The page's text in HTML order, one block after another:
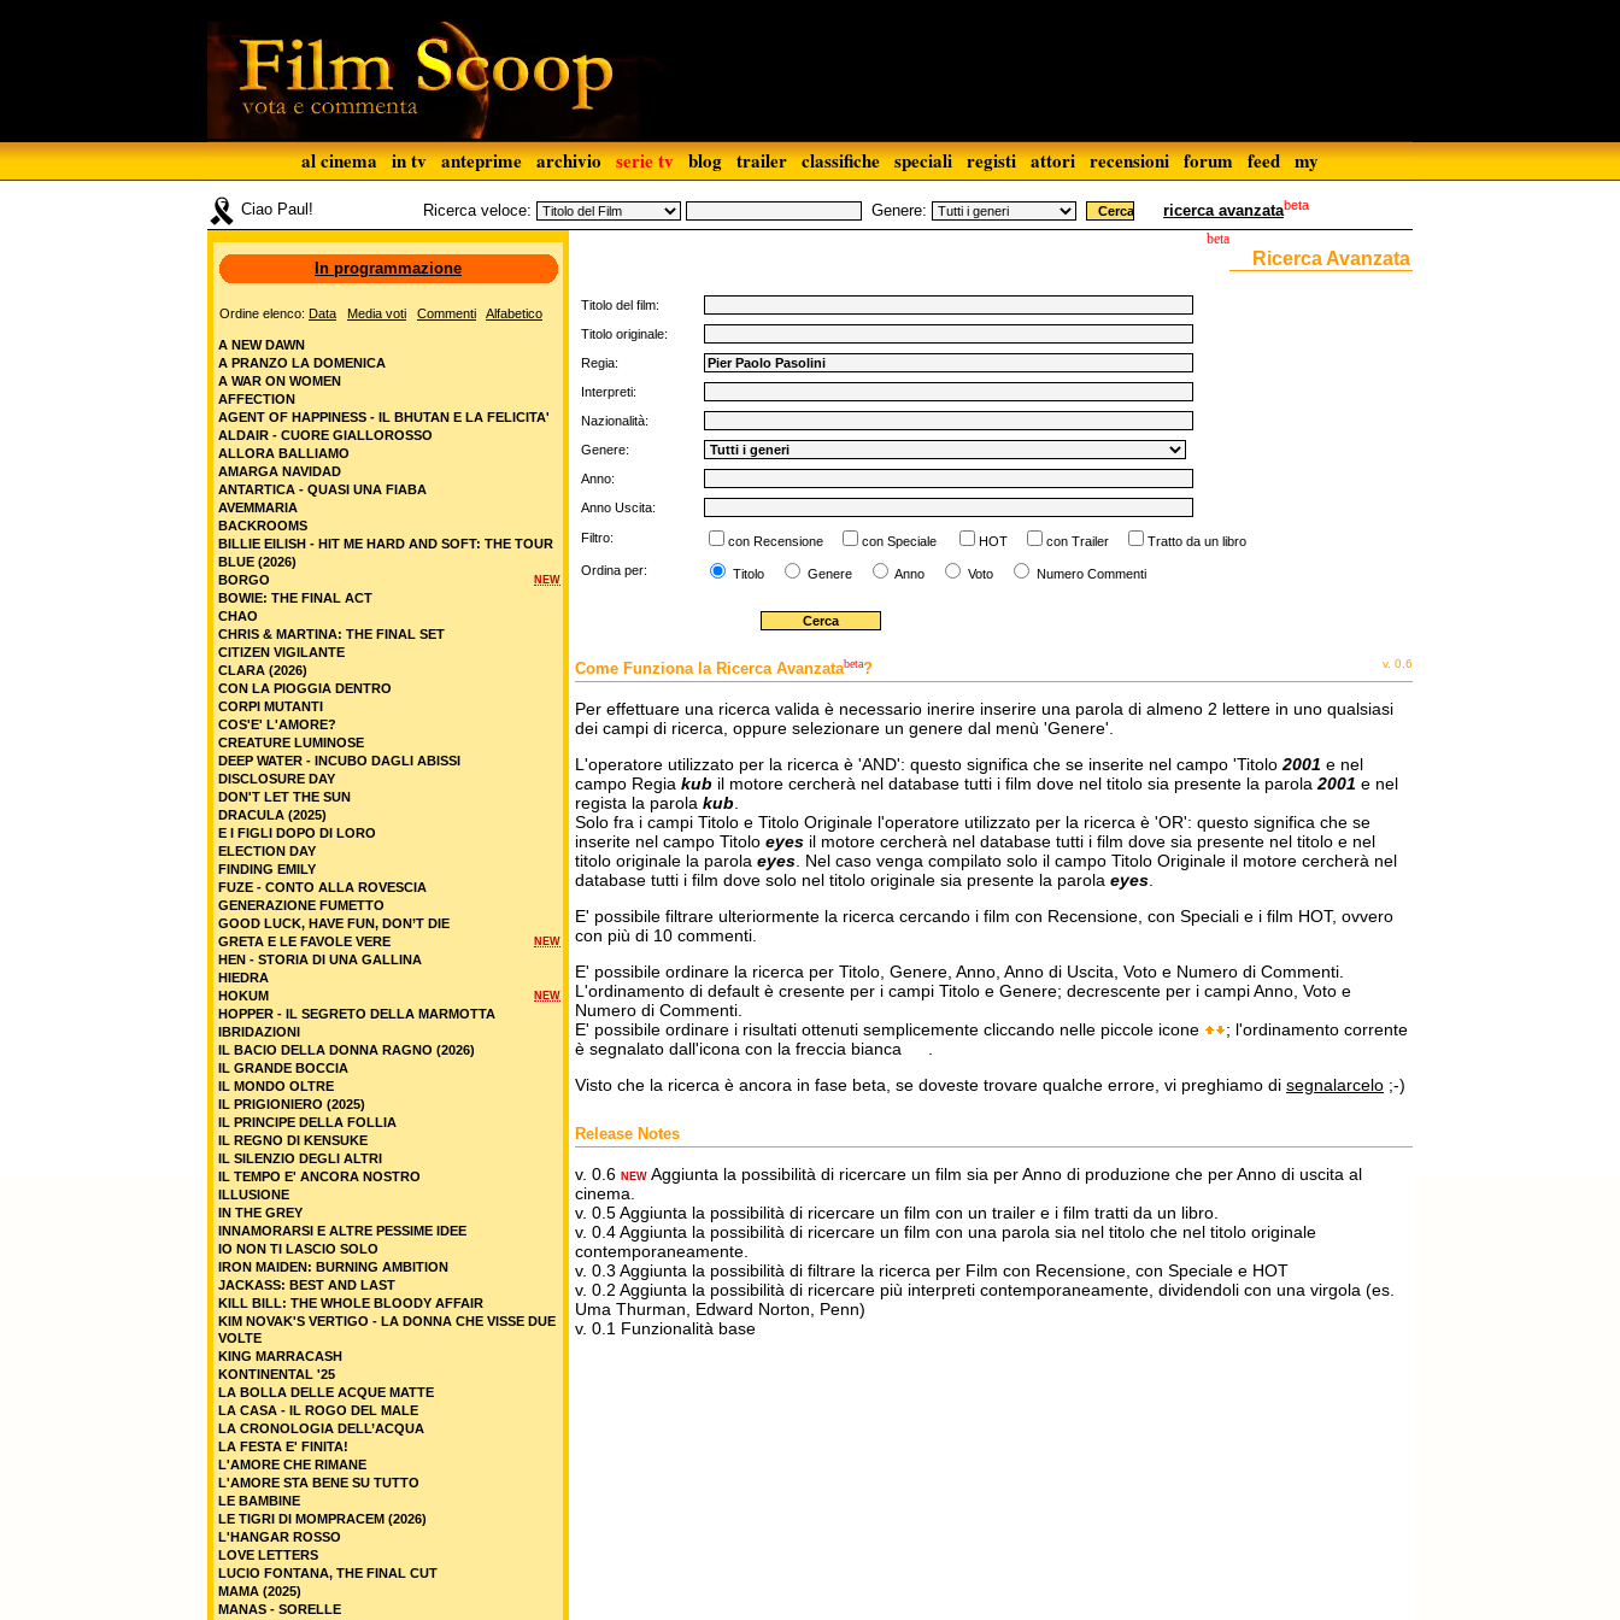
al cinema in tv anteprime archivio serie tv blog trailer classifiche speciali registi attori recensioni forum feed my
Ciao Paul! Ricerca veloce: Genere: ricerca avanzatabeta
Ricerca Avanzata
beta
Titolo del film:
Titolo originale:
Regia:
Interpreti:
Nazionalità:
Genere:
Anno:
Anno Uscita:
Filtro: con Recensione con Speciale HOT con Trailer
Tratto da un libro
Ordina per:
Titolo Genere Anno Voto Numero Commenti
v. 0.6
Come Funziona la Ricerca Avanzatabeta?
Per effettuare una ricerca valida è necessario inerire inserire una parola di almeno 2 lettere in uno qualsiasi
dei campi di ricerca, oppure selezionare un genere dal menù 'Genere'.
L'operatore utilizzato per la ricerca è 'AND': questo significa che se inserite nel campo 'Titolo 2001 e nel
campo Regia kub il motore cercherà nel database tutti i film dove nel titolo sia presente la parola 2001 e nel
regista la parola kub
Solo fra i campi Titolo e Titolo Originale l'operatore utilizzato per la ricerca è 'OR': questo significa che se
inserite nel campo Titolo eyes il motore cercherà nel database tutti i film dove sia presente nel titolo e nel
titolo originale la parola eyes . Nel caso venga compilato solo il campo Titolo Originale il motore cercherà nel
database tutti i film dove solo nel titolo originale sia presente la parola eyes
E' possibile filtrare ulteriormente la ricerca cercando i film con Recensione, con Speciali e i film HOT, ovvero
con più di 10 commenti.
E' possibile ordinare la ricerca per Titolo, Genere, Anno, Anno di Uscita, Voto e Numero di Commenti.
L'ordinamento di default è cresente per i campi Titolo e Genere; decrescente per i campi Anno, Voto e
Numero di Commenti.
E' possibile ordinare i risultati ottenuti semplicemente cliccando nelle piccole icone
; l'ordinamento corrente
è segnalato dall'icona con la freccia bianca
Visto che la ricerca è ancora in fase beta, se doveste trovare qualche errore, vi preghiamo di segnalarcelo ;-)
Release Notes
v. 0.6 NEW Aggiunta la possibilità di ricercare un film sia per Anno di produzione che per Anno di uscita al
cinema.
v. 0.5 Aggiunta la possibilità di ricercare un film con un trailer e i film tratti da un libro.
v. 0.4 Aggiunta la possibilità di ricercare un film con una parola sia nel titolo che nel titolo originale
contemporaneamente.
v. 0.3 Aggiunta la possibilità di filtrare la ricerca per Film con Recensione, con Speciale e HOT
v. 0.2 Aggiunta la possibilità di ricercare più interpreti contemporaneamente, dividendoli con una virgola (es.
Uma Thurman, Edward Norton, Penn)
v. 0.1 Funzionalità base
In programmazione
Ordine elenco: Data Media voti Commenti Alfabetico
A NEW DAWN
A PRANZO LA DOMENICA
A WAR ON WOMEN
AFFECTION
AGENT OF HAPPINESS - IL BHUTAN E LA FELICITA'
ALDAIR - CUORE GIALLOROSSO
ALLORA BALLIAMO
AMARGA NAVIDAD
ANTARTICA - QUASI UNA FIABA
AVEMMARIA
BACKROOMS
BILLIE EILISH - HIT ME HARD AND SOFT: THE TOUR
BLUE (2026)
NEW
BORGO
BOWIE: THE FINAL ACT
CHAO
CHRIS & MARTINA: THE FINAL SET
CITIZEN VIGILANTE
CLARA (2026)
CON LA PIOGGIA DENTRO
CORPI MUTANTI
COS'E' L'AMORE?
CREATURE LUMINOSE
DEEP WATER - INCUBO DAGLI ABISSI
DISCLOSURE DAY
DON'T LET THE SUN
DRACULA (2025)
E I FIGLI DOPO DI LORO
ELECTION DAY
FINDING EMILY
FUZE - CONTO ALLA ROVESCIA
GENERAZIONE FUMETTO
GOOD LUCK, HAVE FUN, DON’T DIE
NEW
GRETA E LE FAVOLE VERE
HEN - STORIA DI UNA GALLINA
HIEDRA
NEW
HOKUM
HOPPER - IL SEGRETO DELLA MARMOTTA
IBRIDAZIONI
IL BACIO DELLA DONNA RAGNO (2026)
IL GRANDE BOCCIA
IL MONDO OLTRE
IL PRIGIONIERO (2025)
IL PRINCIPE DELLA FOLLIA
IL REGNO DI KENSUKE
IL SILENZIO DEGLI ALTRI
IL TEMPO E' ANCORA NOSTRO
ILLUSIONE
IN THE GREY
INNAMORARSI E ALTRE PESSIME IDEE
IO NON TI LASCIO SOLO
IRON MAIDEN: BURNING AMBITION
JACKASS: BEST AND LAST
KILL BILL: THE WHOLE BLOODY AFFAIR
KIM NOVAK'S VERTIGO - LA DONNA CHE VISSE DUE
VOLTE
KING MARRACASH
KONTINENTAL '25
LA BOLLA DELLE ACQUE MATTE
LA CASA - IL ROGO DEL MALE
LA CRONOLOGIA DELL’ACQUA
LA FESTA E' FINITA!
L'AMORE CHE RIMANE
L'AMORE STA BENE SU TUTTO
LE BAMBINE
LE TIGRI DI MOMPRACEM (2026)
L'HANGAR ROSSO
LOVE LETTERS
LUCIO FONTANA, THE FINAL CUT
MAMA (2025)
MANAS - SORELLE